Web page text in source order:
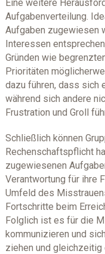
Eine weitere
Aufgabenverteilung.
Aufgaben zugewiesen
Interessen
Gründen wie
Prioritäten
dazu führen, dass sich
während sich andere
Frustration und Groll
Schließlich können
Rechenschaftspflicht
zugewiesenen
Verantwortung für ihre
Umfeld des
Fortschritte beim
Folglich ist es für die
kommunizieren und
ziehen und